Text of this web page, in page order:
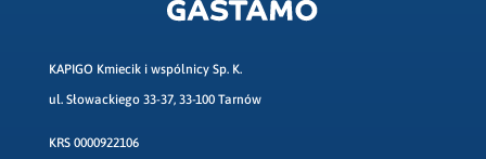
KAPIGO Kmiecik i wspólnicy Sp. K.
ul. Słowackiego 33-37, 33-100 Tarnów
KRS 0000922106